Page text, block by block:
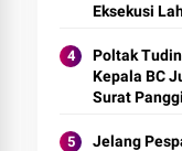
Eksekusi
Poltak
Kepala BC
Surat
Jelang